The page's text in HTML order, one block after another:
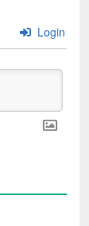
Login